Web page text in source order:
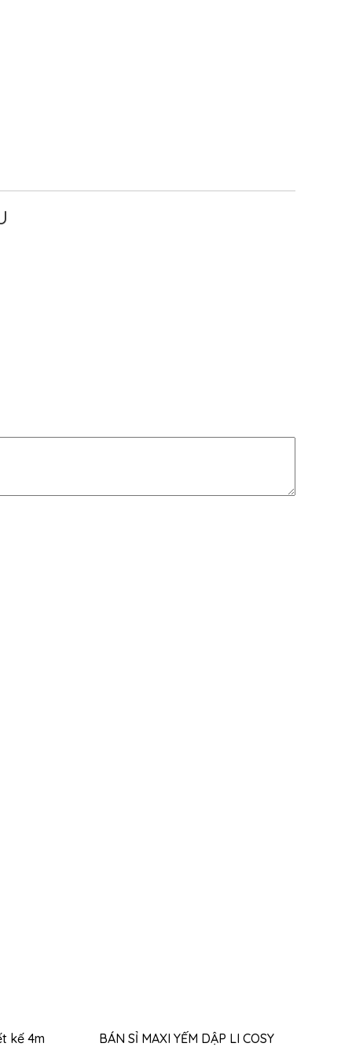
kế 4m
Thêm vào giỏ hàng
BÁN SỈ MAXI YẾM DẬP LI COSY